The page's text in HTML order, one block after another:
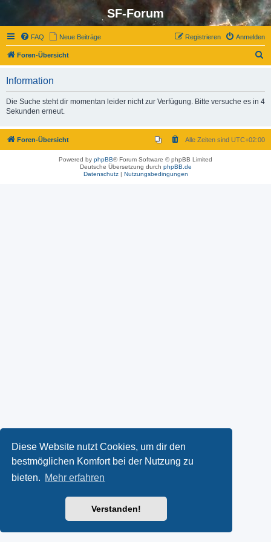
Diese Website nutzt Cookies, um dir den
bestmöglichen Komfort bei der Nutzung zu
bieten. Mehr erfahren
Verstanden!
SF-Forum
FAQ Neue Beiträge Anmelden
Registrieren
Foren-Übersicht
Information
Die Suche steht dir momentan leider nicht zur Verfügung. Bitte versuche es in 4
Sekunden erneut.
Foren-Übersicht Alle Zeiten sind UTC+02:00
Powered by phpBB® Forum Software © phpBB Limited
Deutsche Übersetzung durch phpBB.de
Datenschutz| Nutzungsbedingungen